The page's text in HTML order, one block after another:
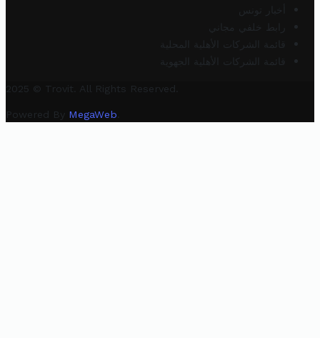
أخبار تونس
رابط خلفي مجاني
قائمة الشركات الأهلية المحلية
قائمة الشركات الأهلية الجهوية
2025 © Trovit. All Rights Reserved.
Powered By MegaWeb